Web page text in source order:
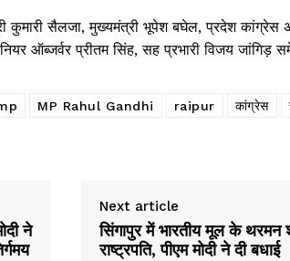
कुमारी सैलजा, मुख्यमंत्री भूपेश बघेल, प्रदेश कांग्रेस
ऑब्जर्वर प्रीतम सिंह, सह प्रभारी विजय जांगिड़
MP Rahul Gandhi raipur कांग्रेस
ने
Next article
सिंगापुर में भारतीय मूल के थरमन
राष्ट्रपति, पीएम मोदी ने दी बधाई